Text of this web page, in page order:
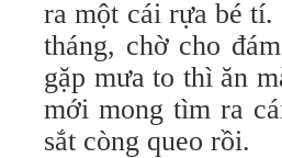
ra một cái rựa bé
tháng, chờ cho
gặp mưa to thì ăn
mới mong tìm ra
sắt còng queo rồi.